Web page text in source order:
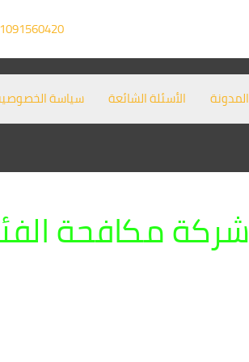
المدونة الأسئلة الشائعة سياسة
شركة مكافحة